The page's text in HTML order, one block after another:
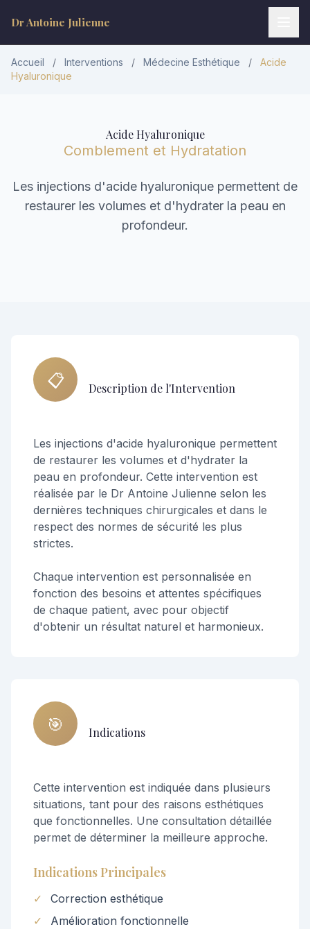
Dr Antoine Julienne
Accueil / Interventions / Médecine Esthétique /
Acide
Hyaluronique
Acide Hyaluronique
Comblement et Hydratation
Les injections d'acide hyaluronique permettent de
restaurer les volumes et d'hydrater la peau en
profondeur.
📋 Description de l'Intervention
Les injections d'acide hyaluronique permettent
de restaurer les volumes et d'hydrater la
peau en profondeur. Cette intervention est
réalisée par le Dr Antoine Julienne selon les
dernières techniques chirurgicales et dans le
respect des normes de sécurité les plus
strictes.
Chaque intervention est personnalisée en
fonction des besoins et attentes spécifiques
de chaque patient, avec pour objectif
d'obtenir un résultat naturel et harmonieux.
🎯 Indications
Cette intervention est indiquée dans plusieurs
situations, tant pour des raisons esthétiques
que fonctionnelles. Une consultation détaillée
permet de déterminer la meilleure approche.
Indications Principales
✓
Correction esthétique
✓
Amélioration fonctionnelle
Assistant virtuel • Chirurgie plastique